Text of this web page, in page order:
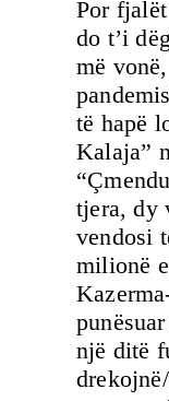
Por
do t’i
më
të hapë
Kalaja”
tjera, dy
vendosi
milionë
një ditë